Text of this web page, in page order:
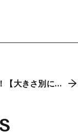
【大きさ別に見